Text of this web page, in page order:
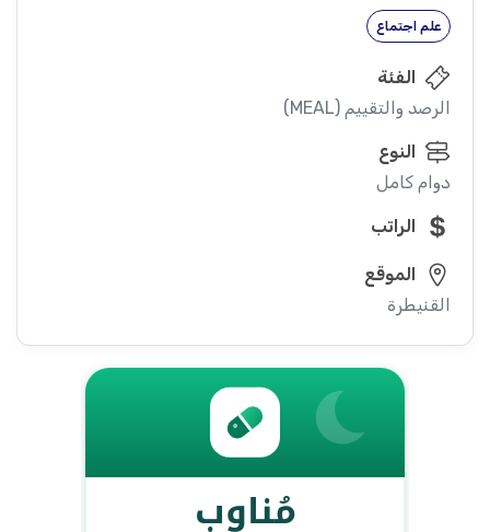
علم اجتماع
الفئة
الرصد والتقييم (MEAL)
النوع
دوام كامل
الراتب
الموقع
القنيطرة